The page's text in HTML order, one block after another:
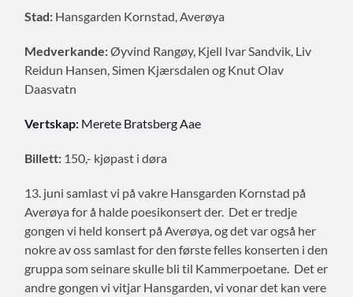
Stad: Hansgarden Kornstad, Averøya
Medverkande:Øyvind Rangøy, Kjell Ivar Sandvik, Liv
Reidun Hansen, Simen Kjærsdalen og Knut Olav
Daasvatn
Vertskap: Merete Bratsberg Aae
Billett: 150,- kjøpast i døra
13. juni samlast vi på vakre Hansgarden Kornstad på
Averøya for å halde poesikonsert der. Det er tredje
gongen vi held konsert på Averøya, og det var også her
nokre av oss samlast for den første felles konserten i den
gruppa som seinare skulle bli til Kammerpoetane. Det er
andre gongen vi vitjar Hansgarden, vi vonar det kan vere